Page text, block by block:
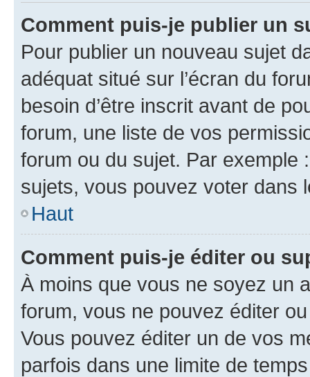
Comment puis-je publier un
Pour publier un nouveau sujet
adéquat situé sur l’écran du
besoin d’être inscrit avant de
forum, une liste de vos
forum ou du sujet. Par exemple
sujets, vous pouvez voter dans
Haut
Comment puis-je éditer ou
À moins que vous ne soyez un
forum, vous ne pouvez éditer
Vous pouvez éditer un de vos
parfois dans une limite de